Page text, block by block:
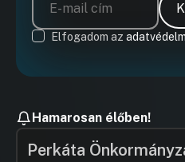
Elfogadom az
Hamarosan élőben!
Perkáta